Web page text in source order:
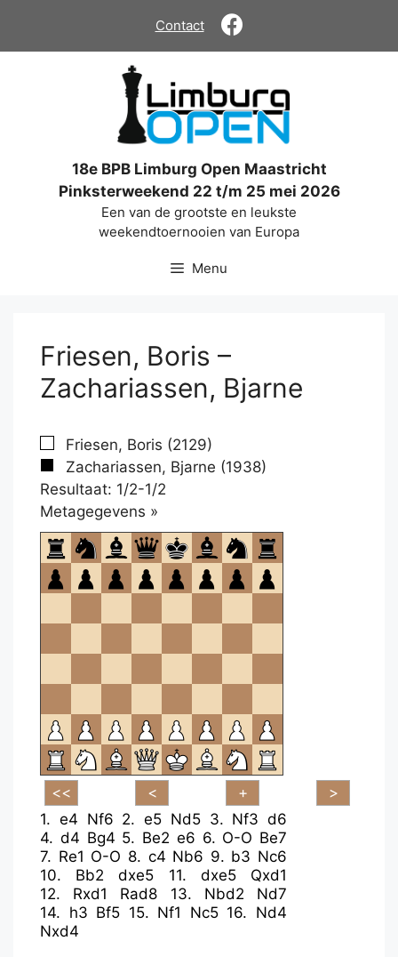
de
Contact
18e BPB Limburg Open Maastricht
Pinksterweekend 22 t/m 25 mei 2026
Een van de grootste en leukste
weekendtoernooien van Europa
Menu
Friesen, Boris –
Zachariassen, Bjarne
Friesen, Boris (2129)
Zachariassen, Bjarne (1938)
Resultaat: 1/2-1/2
Metagegevens »
om
te
openen.
1. e4 Nf6 2. e5 Nd5 3. Nf3 d6
4. d4 Bg4 5. Be2 e6 6. O-O Be7
7. Re1 O-O 8. c4 Nb6 9. b3 Nc6
10. Bb2 dxe5 11. dxe5
Qxd1
12. Rxd1 Rad8 13. Nbd2
Nd7
14. h3 Bf5 15. Nf1 Nc5 16. Nd4
Nxd4